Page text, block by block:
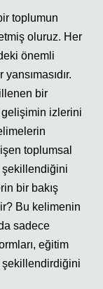
toplumun
oluruz. Her
önemli
bir
gelişimin izlerini
toplumsal
şekillendiğini
bir bakış
Bu kelimenin
sadece
eğitim
şekillendirdiğini